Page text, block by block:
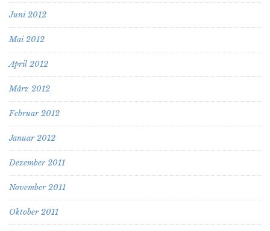
Juni 2012
Mai 2012
April 2012
März 2012
Februar 2012
Januar 2012
Dezember 2011
November 2011
Oktober 2011